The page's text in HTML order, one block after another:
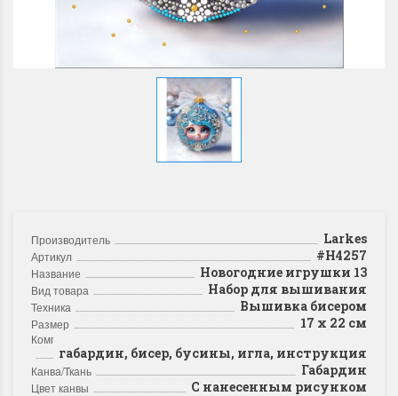
Производитель Larkes
Артикул #Н4257
Название Новогодние игрушки 13
Вид товара Набор для вышивания
Техника Вышивка бисером
Размер 17 х 22 см
Комплектация
габардин, бисер, бусины, игла, инструкция
Канва/Ткань Габардин
Цвет канвы С нанесенным рисунком